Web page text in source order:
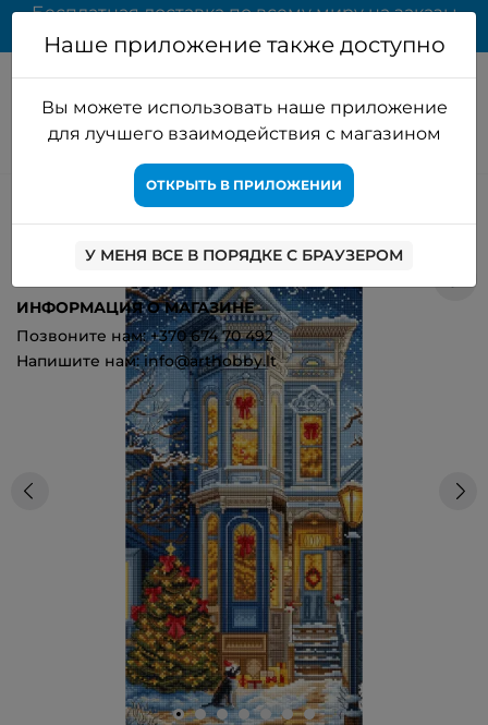
Бесплатная доставка по всему миру на заказы
свыше 65 EUR
Наборы для вышивания
вышивки крестом "Викторианское Рождество" 19x39см SLETIL9953
Наше приложение также доступно
Вы можете использовать наше приложение
для лучшего взаимодействия с магазином
ОТКРЫТЬ В ПРИЛОЖЕНИИ
У МЕНЯ ВСЕ В ПОРЯДКЕ С БРАУЗЕРОМ
ИНФОРМАЦИЯ О МАГАЗИНЕ
Позвоните нам: +370 674 70 492
Напишите нам: info@arthobby.lt